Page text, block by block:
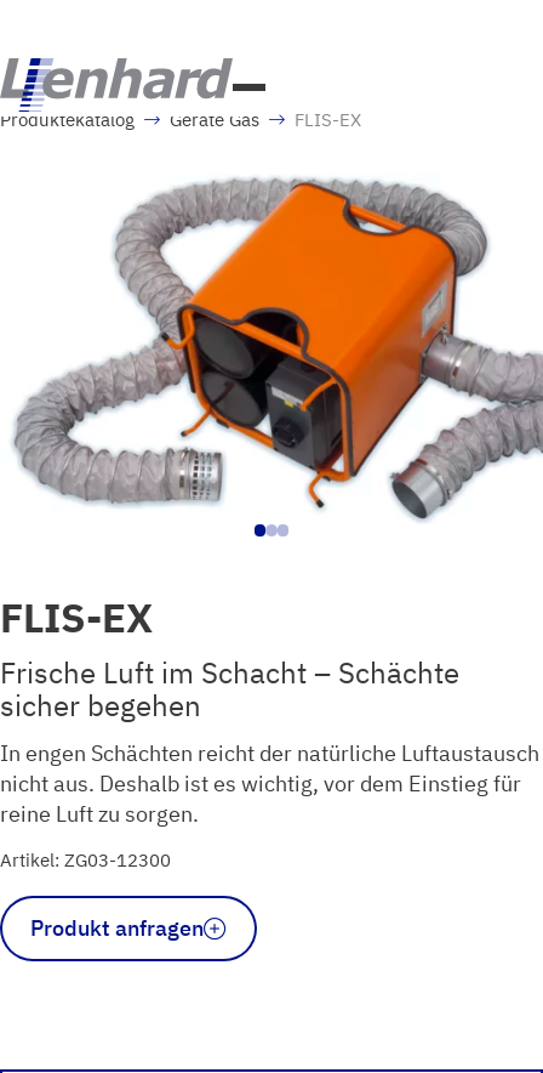
Produktekatalog Geräte Gas FLIS-EX
FLIS-EX
Frische Luft im Schacht – Schächte
sicher begehen
In engen Schächten reicht der natürliche Luftaustausch
nicht aus. Deshalb ist es wichtig, vor dem Einstieg für
reine Luft zu sorgen.
Artikel: ZG03-12300
FLIS-
EX
Menge
Produkt anfragen